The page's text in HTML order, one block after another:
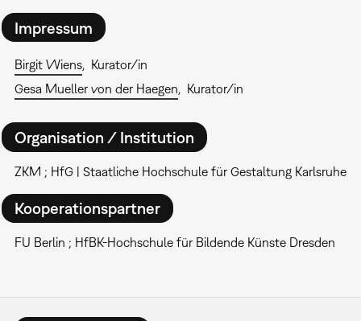
Impressum
Birgit Wiens
Kurator/in
Gesa Mueller von der Haegen
Kurator/in
Organisation / Institution
ZKM ; HfG | Staatliche Hochschule für Gestaltung Karlsruhe
Kooperationspartner
FU Berlin ; HfBK-Hochschule für Bildende Künste Dresden